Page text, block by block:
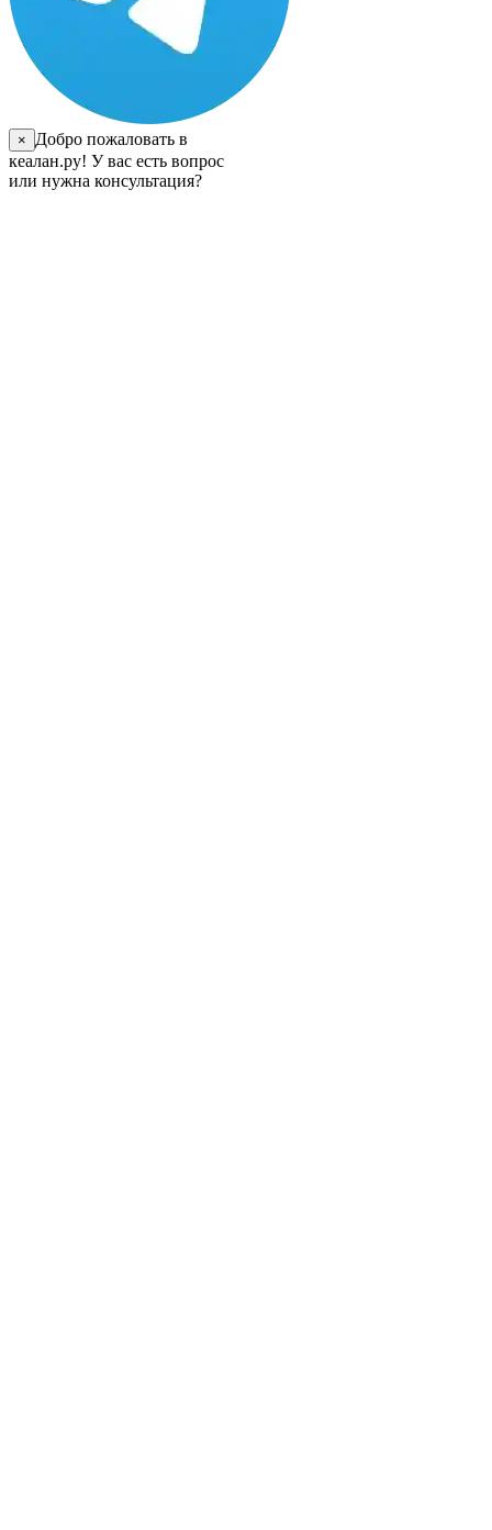
×
Добро пожаловать в
кеалан.ру! У вас есть вопрос
или нужна консультация?